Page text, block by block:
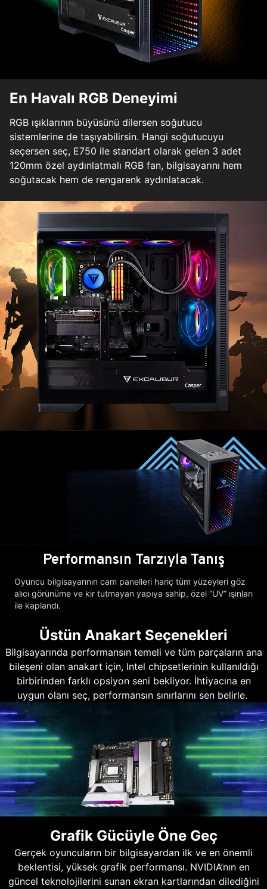
En Havalı RGB Deneyimi
RGB ışıklarının büyüsünü dilersen soğutucu
sistemlerine de taşıyabilirsin. Hangi soğutucuyu
seçersen seç, E750 ile standart olarak gelen 3 adet
120mm özel aydınlatmalı RGB fan, bilgisayarını hem
soğutacak hem de rengarenk aydınlatacak.
Performansın Tarzıyla Tanış
Oyuncu bilgisayarının cam panelleri hariç tüm yüzeyleri göz
alıcı görünüme ve kir tutmayan yapıya sahip, özel “UV” ışınları
ile kaplandı.
Üstün Anakart Seçenekleri
Bilgisayarında performansın temeli ve tüm parçaların ana
bileşeni olan anakart için, Intel chipsetlerinin kullanıldığı
birbirinden farklı opsiyon seni bekliyor. İhtiyacına en
uygun olanı seç, performansın sınırlarını sen belirle.
Grafik Gücüyle Öne Geç
Gerçek oyuncuların bir bilgisayardan ilk ve en önemli
beklentisi, yüksek grafik performansı. NVIDIA’nın en
güncel teknolojilerini sunan ekran kartlarından dilediğini